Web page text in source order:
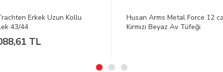
Arms Metal Force 12 cal
Beyaz Av Tüfeği
VAV Polsw-01 Sweatshirt